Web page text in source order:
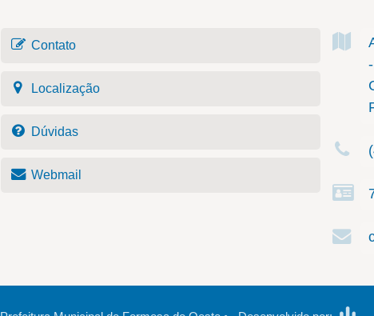
Contato
Localização
Dúvidas
Webmail